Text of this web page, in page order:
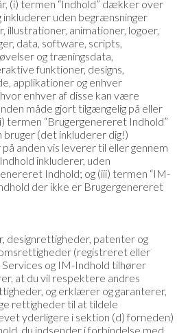
(i) termen “Indhold” dækker over
uden begrænsninger
illustrationer, animationer, logoer,
data, software, scripts,
og træningsdata,
funktioner, designs,
applikationer og enhver
enhver af disse kan være
måde gjort tilgængelig på eller
termen “Brugergenereret Indhold”
(det inkluderer dig!)
anden vis leverer til eller gennem
inkluderer, uden
Indhold; og (iii) termen “IM-
der ikke er Brugergenereret
designrettigheder, patenter og
(registreret eller
og IM-Indhold tilhører
at du vil respektere andres
og erklærer og garanterer,
rettigheder til at tildele
yderligere i sektion (d) forneden)
du indsender i forbindelse med